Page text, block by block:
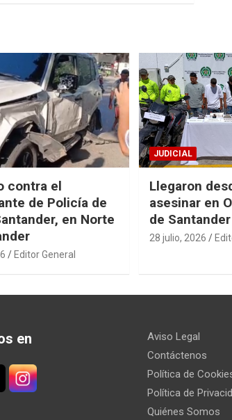
contra el
de Policía de
en Norte
Editor General
JUDICIAL
Llegaron
asesinar en
de Santander
28 julio, 2026
en
Aviso Legal
Contáctenos
Política de
Política de
Quiénes Somos